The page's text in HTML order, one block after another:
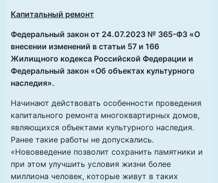
Капитальный ремонт
Федеральный закон от 24.07.2023 № 365-ФЗ «О
внесении изменений в статьи 57 и 166
Жилищного кодекса Российской Федерации и
Федеральный закон «Об объектах культурного
наследия».
Начинают действовать особенности проведения
капитального ремонта многоквартирных домов,
являющихся объектами культурного наследия.
Ранее такие работы не допускались.
«Нововведение позволит сохранить памятники и
при этом улучшить условия жизни более
миллиона человек, которые живут в таких